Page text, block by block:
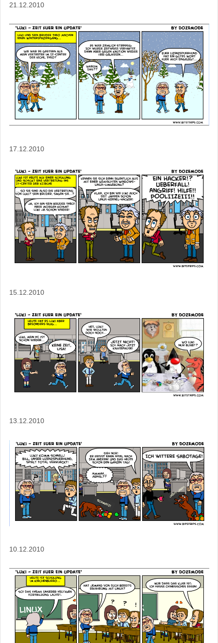
21.12.2010
17.12.2010
15.12.2010
13.12.2010
10.12.2010